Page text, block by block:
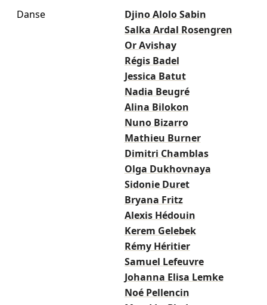
Danse
Djino Alolo Sabin
Salka Ardal Rosengren
Or Avishay
Régis Badel
Jessica Batut
Nadia Beugré
Alina Bilokon
Nuno Bizarro
Mathieu Burner
Dimitri Chamblas
Olga Dukhovnaya
Sidonie Duret
Bryana Fritz
Alexis Hédouin
Kerem Gelebek
Rémy Héritier
Samuel Lefeuvre
Johanna Elisa Lemke
Noé Pellencin